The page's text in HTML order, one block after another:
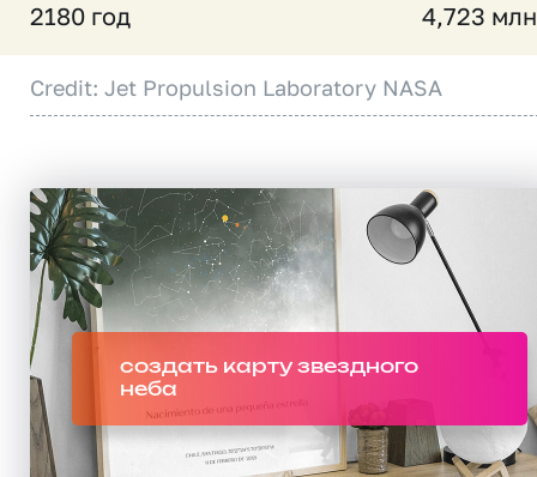
2180 год 4,723
Credit: Jet Propulsion Laboratory NASA
создать карту звездного
неба